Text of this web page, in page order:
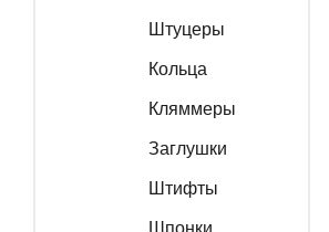
Штуцеры
Кольца
Кляммеры
Заглушки
Штифты
Шпонки